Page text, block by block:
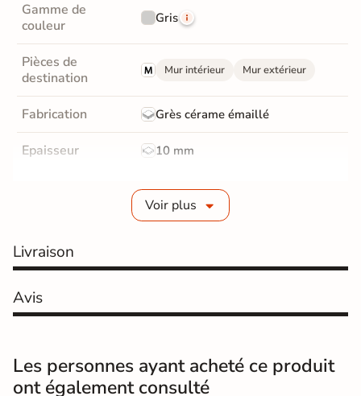
Gamme de
couleur
Gris
Pièces de
destination
Mur intérieur Mur extérieur
Fabrication Grès cérame émaillé
Epaisseur 10 mm
Non-rectifié
Mate
Surface
Résistant au Gel
Conditionnement Boite
Voir plus
Livraison
Avis
Les personnes ayant acheté ce produit
ont également consulté